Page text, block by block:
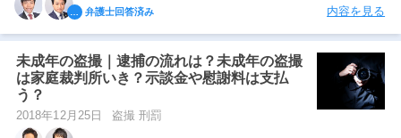
刑事事件の記事一覧
アトムについて知りたい方
弁護士紹介
弁護士回答済み 内容を見る
未成年の盗撮｜逮捕の流れは？未成年の盗撮
は家庭裁判所いき？示談金や慰謝料は支払
う？
2018年12月25日 盗撮 刑罰